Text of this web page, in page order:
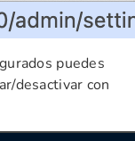
puedes
desactivar con